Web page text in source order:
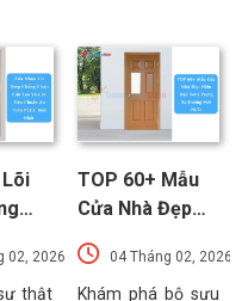
Lõi
02, 2026
thật
TOP 60+ Mẫu
Cửa Nhà Đẹp
Trọng Xu
Hướng Mới Nhất
04 Tháng 02, 2026
Khám phá bộ sưu